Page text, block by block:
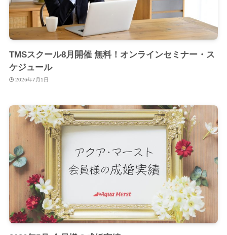
TMSスクール8月開催 無料！オンラインセミナー・ス
ケジュール
2026年7月1日